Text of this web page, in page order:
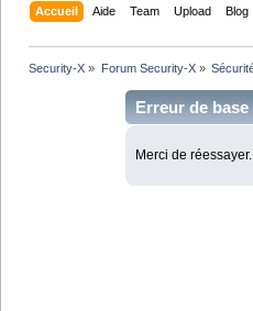
Accueil Aide Team Upload Blog
Security-X » Forum Security-X»
Erreur de
Merci de